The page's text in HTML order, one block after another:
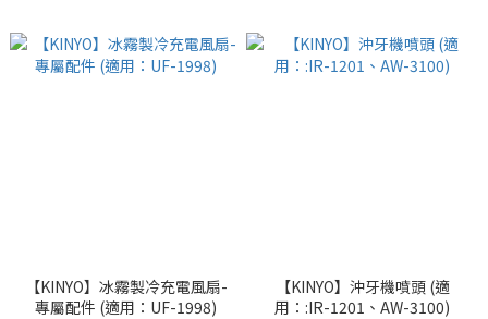
【KINYO】冰霧製冷充電風扇-
專屬配件 (適用：UF-1998)
【KINYO】沖牙機噴頭 (適
用：:IR-1201、AW-3100)